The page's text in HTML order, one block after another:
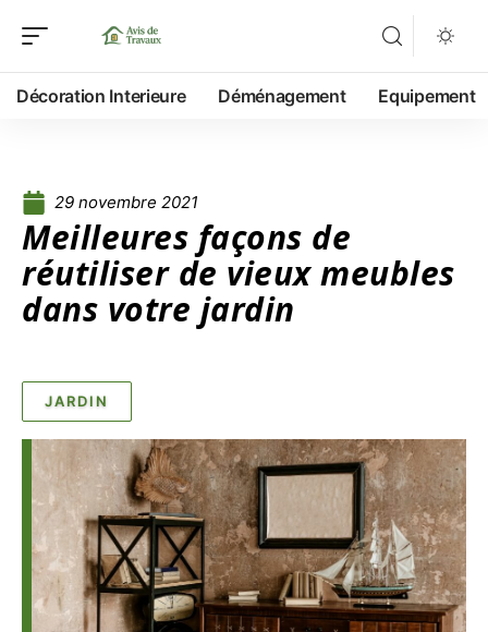
Décoration Interieure Déménagement Equipement
29 novembre 2021
Meilleures façons de
réutiliser de vieux meubles
dans votre jardin
JARDIN